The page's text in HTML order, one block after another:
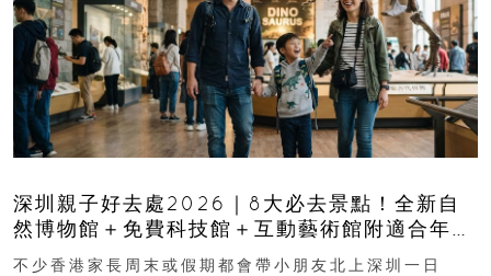
深圳親子好去處2026｜8大必去景點！全新自
然博物館＋免費科技館＋互動藝術館附適合年
齡、交通、門票、開放時間
不少香港家長周末或假期都會帶小朋友北上深圳一日